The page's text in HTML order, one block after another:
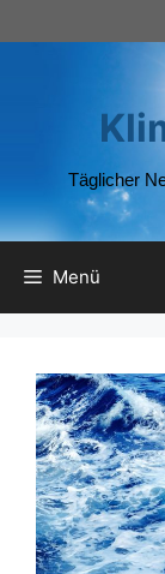
Inhalt
Täglicher
Menü